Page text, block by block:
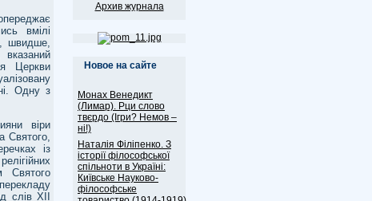
вмілі
швидше,
Церкви
Одну з
віри
Святого,
із
Святого
ХІІ
Архив журнала
Новое на сайте
Монах Венедикт
(Лимар). Рци слово
твєрдо (Ігри? Немов –
ні!)
Наталія Філіпенко. З
історії філософської
спільноти в Україні:
Київське Науково-
філософське